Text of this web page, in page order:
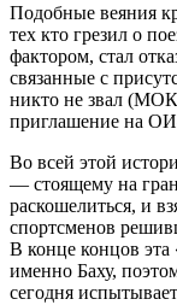
Подобные веяния
тех кто грезил о
фактором, стал
связанные с
никто не звал
приглашение на
Во всей этой
— стоящему на
раскошелиться, и
спортсменов
В конце концов
именно Баху,
сегодня